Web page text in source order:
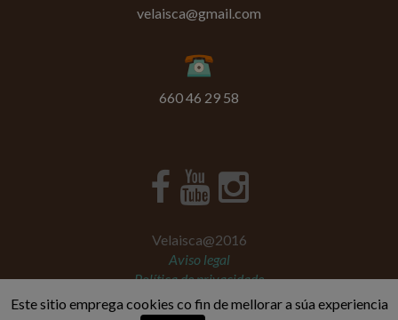
velaisca@gmail.com
660 46 29 58
Velaisca@2016
Aviso legal
Política de privacidade
Traballa con nós
Zerif LiteCreado conWordPress
Este sitio emprega cookies co fin de mellorar a súa experiencia